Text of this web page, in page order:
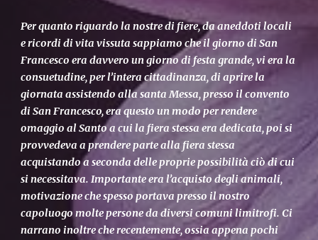
Per quanto riguardo la nostre di fiere, da aneddoti locali
e ricordi di vita vissuta sappiamo che il giorno di San
Francesco era davvero un giorno di festa grande, vi era la
consuetudine, per l’intera cittadinanza, di aprire la
giornata assistendo alla santa Messa, presso il convento
di San Francesco, era questo un modo per rendere
omaggio al Santo a cui la fiera stessa era dedicata, poi si
provvedeva a prendere parte alla fiera stessa
acquistando a seconda delle proprie possibilità ciò di cui
si necessitava. Importante era l’acquisto degli animali,
motivazione che spesso portava presso il nostro
capoluogo molte persone da diversi comuni limitrofi. Ci
narrano inoltre che recentemente, ossia appena pochi